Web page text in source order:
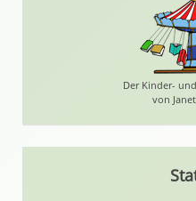
Der Kinder-
von